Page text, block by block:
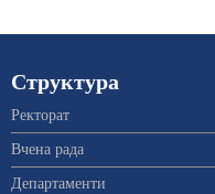
Структура
Ректорат
Вчена рада
Департаменти